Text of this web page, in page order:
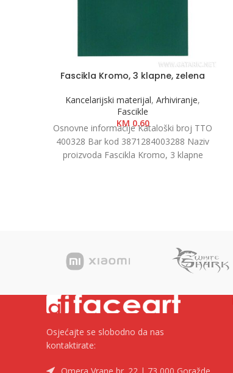
Fascikla Kromo, 3 klapne, zelena
Kancelarijski materijal, Arhiviranje,
Fascikle
KM0.60
Osnovne informacije Kataloški broj TTO
400328 Bar kod 3871284003288 Naziv
proizvoda Fascikla Kromo, 3 klapne
Osjećajte se slobodno da nas
kontaktirate: